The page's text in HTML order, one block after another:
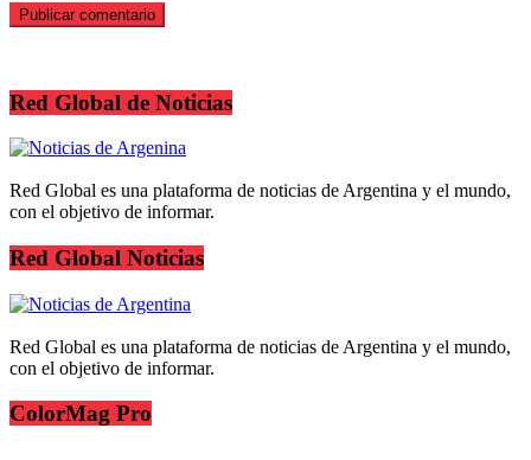
Red Global de Noticias
Red Global es una plataforma de noticias de Argentina y el mundo,
con el objetivo de informar.
Red Global Noticias
Red Global es una plataforma de noticias de Argentina y el mundo,
con el objetivo de informar.
ColorMag Pro